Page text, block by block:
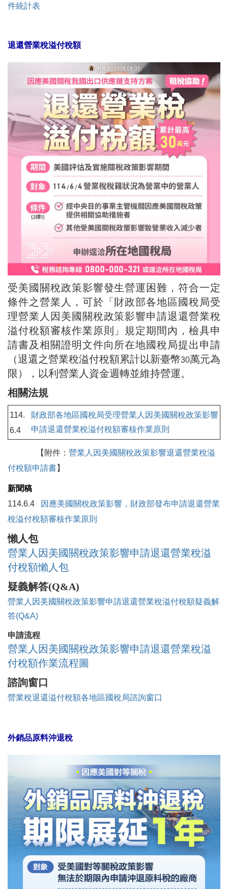
件統計表
退還營業稅溢付稅額
受美國關稅政策影響發生營運困難，符合一定
條件之營業人，可於「財政部各地區國稅局受
理營業人因美國關稅政策影響申請退還營業稅
溢付稅額審核作業原則」規定期間內，檢具申
請書及相關證明文件向所在地國稅局提出申請
（退還之營業稅溢付稅額累計以新臺幣30萬元為
限），以利營業人資金週轉並維持營運。
相關法規
114.
6.4
財政部各地區國稅局受理營業人因美國關稅政策影響
申請退還營業稅溢付稅額審核作業原則
【附件： 營業人因美國關稅政策影響退還營業稅溢
付稅額申請書】
新聞稿
114.6.4
因應美國關稅政策影響，財政部發布申請退還營業
稅溢付稅額審核作業原則
懶人包
營業人因美國關稅政策影響申請退還營業稅溢
付稅額懶人包
疑義解答(Q&A)
營業人因美國關稅政策影響申請退還營業稅溢付稅額疑義解
答(Q&A)
申請流程
營業人因美國關稅政策影響申請退還營業稅溢
付稅額作業流程圖
諮詢窗口
營業稅退還溢付稅額各地區國稅局諮詢窗口
外銷品原料沖退稅